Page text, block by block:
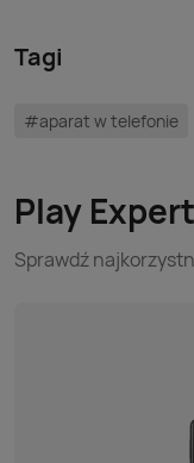
Tagi
#aparat w telefonie
Play
Sprawdź